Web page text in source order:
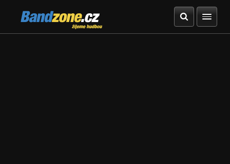
Bandzone.cz
žijeme hudbou